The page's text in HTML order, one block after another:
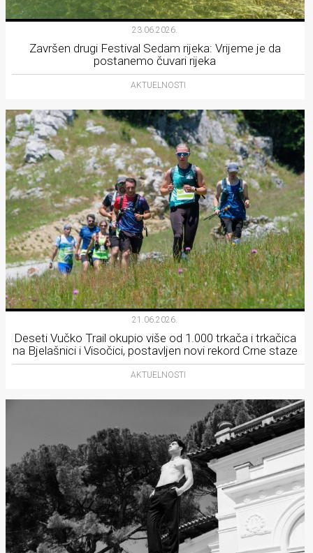
23.06.2026.
Završen drugi Festival Sedam rijeka: Vrijeme je da
postanemo čuvari rijeka
AKTUELNOSTI
21.06.2026.
Deseti Vučko Trail okupio više od 1.000 trkača i trkačica
na Bjelašnici i Visočici, postavljen novi rekord Crne staze
AKTUELNOSTI